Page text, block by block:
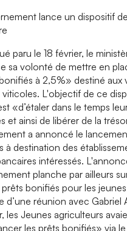
lance un dispositif
paru le 18 février, le
sa volonté de mettre en
à 2,5%» destiné aux
L'objectif de ce
«d’étaler dans le temps
et ainsi de libérer de la
a annoncé le
à destination des
intéressés.
planche par ailleurs
bonifiés pour les jeunes
d’une réunion avec Gabriel
les Jeunes agriculteurs
les prêts bonifiés» via